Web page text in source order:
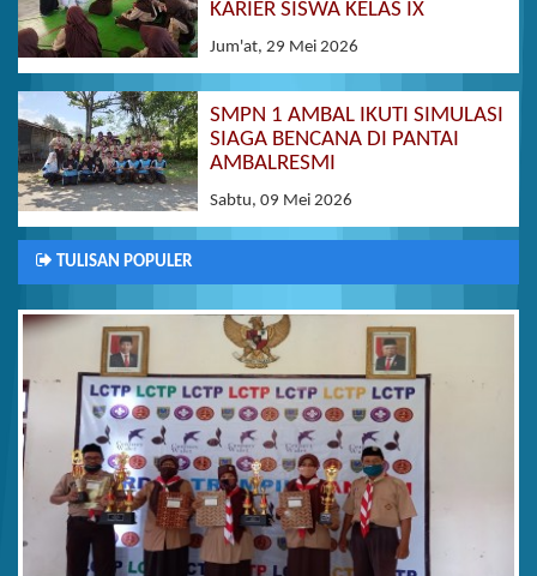
KARIER SISWA KELAS IX
Jum'at, 29 Mei 2026
SMPN 1 AMBAL IKUTI SIMULASI
SIAGA BENCANA DI PANTAI
AMBALRESMI
Sabtu, 09 Mei 2026
TULISAN POPULER